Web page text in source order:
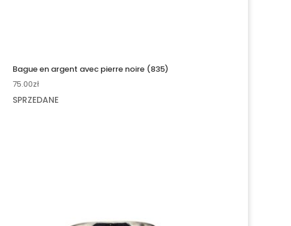
Bague en argent avec pierre noire (835)
75.00zł
SPRZEDANE